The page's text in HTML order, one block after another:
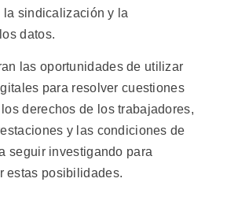
la sindicalización y la
datos.
las oportunidades de utilizar
para resolver cuestiones
derechos de los trabajadores,
y las condiciones de
seguir investigando para
estas posibilidades.